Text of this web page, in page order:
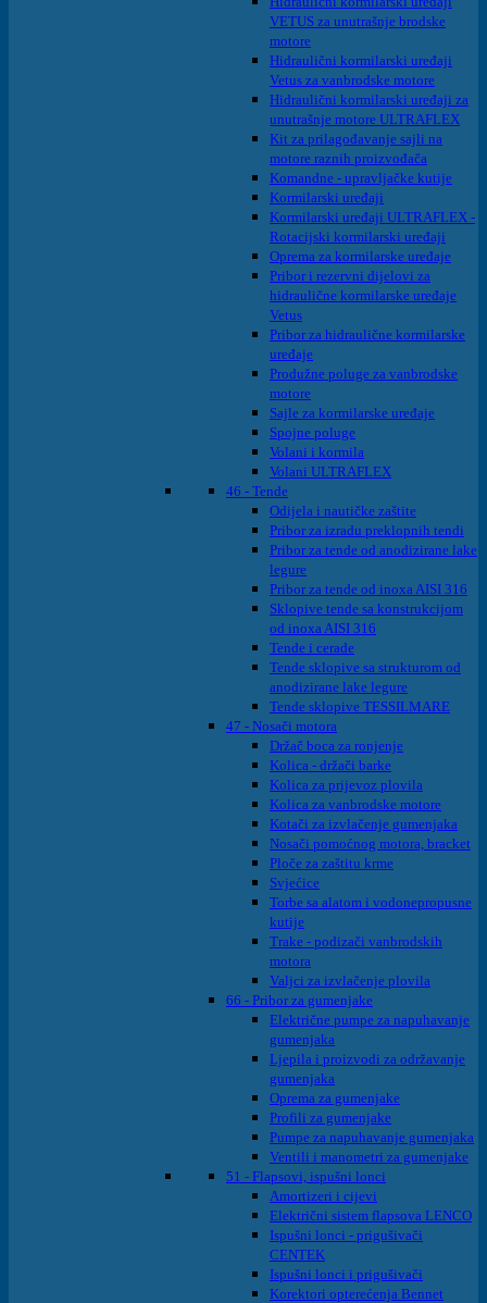
VETUS za unutrašnje brodske
motore
Hidraulični kormilarski uređaji
Vetus za vanbrodske motore
Hidraulični kormilarski uređaji za
unutrašnje motore ULTRAFLEX
Kit za prilagođavanje sajli na
motore raznih proizvođača
Komandne - upravljačke kutije
Kormilarski uređaji
Kormilarski uređaji ULTRAFLEX -
Rotacijski kormilarski uređaji
Oprema za kormilarske uređaje
Pribor i rezervni dijelovi za
hidraulične kormilarske uređaje
Vetus
Pribor za hidraulične kormilarske
uređaje
Produžne poluge za vanbrodske
motore
Sajle za kormilarske uređaje
Spojne poluge
Volani i kormila
Volani ULTRAFLEX
46 - Tende
Odijela i nautičke zaštite
Pribor za izradu preklopnih tendi
Pribor za tende od anodizirane lake
legure
Pribor za tende od inoxa AISI 316
Sklopive tende sa konstrukcijom
od inoxa AISI 316
Tende i cerade
Tende sklopive sa strukturom od
anodizirane lake legure
Tende sklopive TESSILMARE
47 - Nosači motora
Držač boca za ronjenje
Kolica - držači barke
Kolica za prijevoz plovila
Kolica za vanbrodske motore
Kotači za izvlačenje gumenjaka
Nosači pomoćnog motora, bracket
Ploče za zaštitu krme
Svjećice
Torbe sa alatom i vodonepropusne
kutije
Trake - podizači vanbrodskih
motora
Valjci za izvlačenje plovila
66 - Pribor za gumenjake
Električne pumpe za napuhavanje
gumenjaka
Ljepila i proizvodi za održavanje
gumenjaka
Oprema za gumenjake
Profili za gumenjake
Pumpe za napuhavanje gumenjaka
Ventili i manometri za gumenjake
51 - Flapsovi, ispušni lonci
Amortizeri i cijevi
Električni sistem flapsova LENCO
Ispušni lonci - prigušivači
CENTEK
Ispušni lonci i prigušivači
Korektori opterećenja Bennet